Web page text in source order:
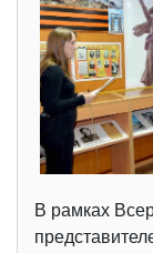
В рамках